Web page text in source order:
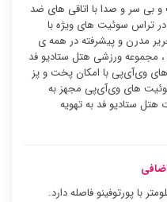
و بی سر و صدا با اتاقی های ضد
تراس سوئیت ‌های ویژه با
مدرن و پیشرفته در همه ی
مجموعه ورزشی هتل ستادیو فد
وی‌آی‌پی با امکان پخت و پز
‌های وی‌آی‌پی مجهز به
ستادیو فد به تهویه